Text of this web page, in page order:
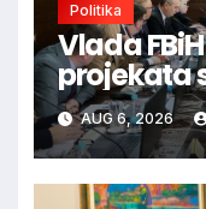
Politika
Vlada
projekata
AUG 6, 2026